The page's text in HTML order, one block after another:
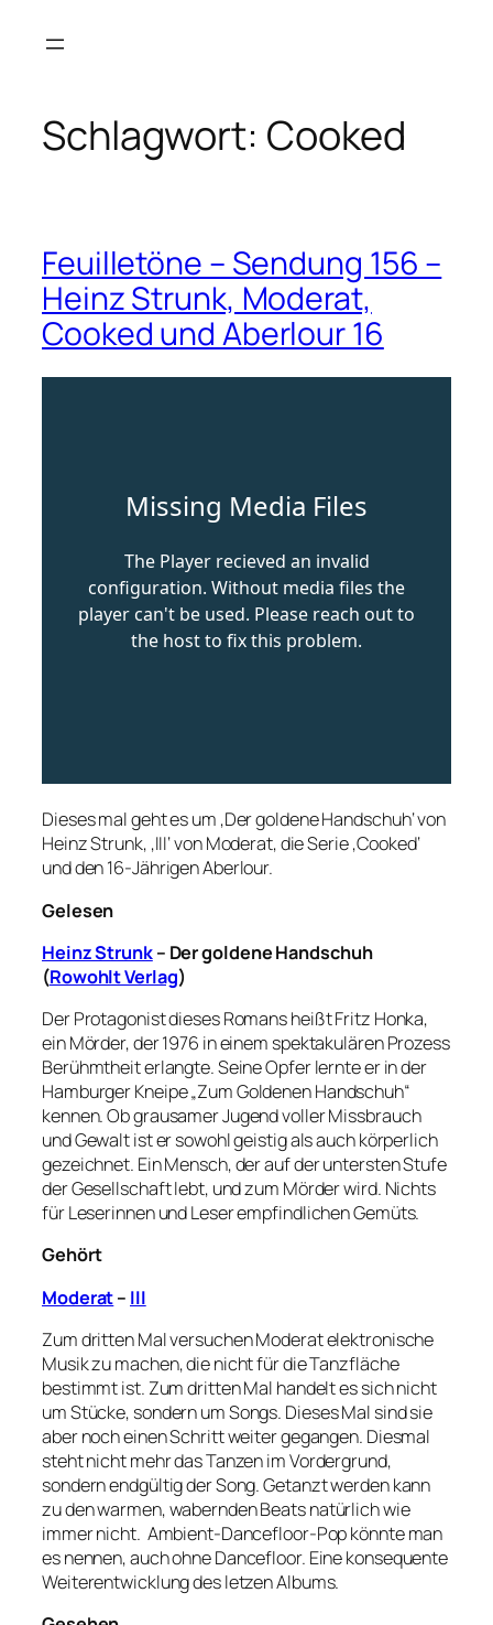
Inhalt
Schlagwort: Cooked
Feuilletöne – Sendung 156 –
Heinz Strunk, Moderat,
Cooked und Aberlour 16
Dieses mal geht es um ‚Der goldene Handschuh‘ von
Heinz Strunk, ‚III‘ von Moderat, die Serie ‚Cooked‘
und den 16-Jährigen Aberlour.
Gelesen
Heinz Strunk– Der goldene Handschuh
(Rowohlt Verlag)
Der Protagonist dieses Romans heißt Fritz Honka,
ein Mörder, der 1976 in einem spektakulären Prozess
Berühmtheit erlangte. Seine Opfer lernte er in der
Hamburger Kneipe „Zum Goldenen Handschuh“
kennen. Ob grausamer Jugend voller Missbrauch
und Gewalt ist er sowohl geistig als auch körperlich
gezeichnet. Ein Mensch, der auf der untersten Stufe
der Gesellschaft lebt, und zum Mörder wird. Nichts
für Leserinnen und Leser empfindlichen Gemüts.
Gehört
Moderat– III
Zum dritten Mal versuchen Moderat elektronische
Musik zu machen, die nicht für die Tanzfläche
bestimmt ist. Zum dritten Mal handelt es sich nicht
um Stücke, sondern um Songs. Dieses Mal sind sie
aber noch einen Schritt weiter gegangen. Diesmal
steht nicht mehr das Tanzen im Vordergrund,
sondern endgültig der Song. Getanzt werden kann
zu den warmen, wabernden Beats natürlich wie
immer nicht. Ambient-Dancefloor-Pop könnte man
es nennen, auch ohne Dancefloor. Eine konsequente
Weiterentwicklung des letzen Albums.